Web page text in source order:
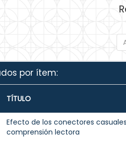
por ítem:
TÍTULO
Efecto de los conectores
comprensión lectora